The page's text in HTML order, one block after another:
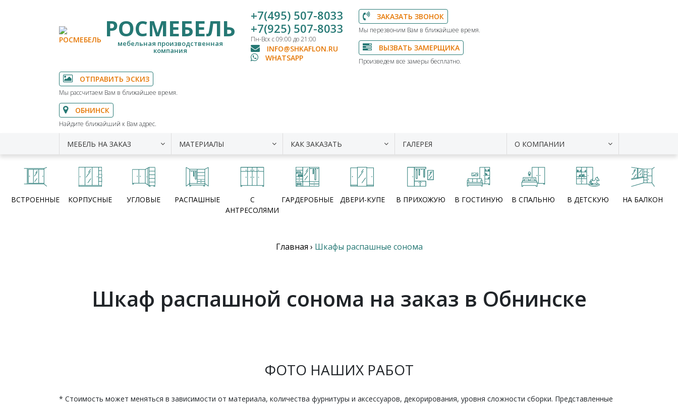
РОСМЕБЕЛЬ
мебельная производственная
компания
+7(495) 507-8033
+7(925) 507-8033
Пн-Вск с 09:00 до 21:00
INFO@SHKAFLON.RU
WHATSAPP
ЗАКАЗАТЬ ЗВОНОК
Мы перезвоним Вам в ближайшее время.
ВЫЗВАТЬ ЗАМЕРЩИКА
Произведем все замеры бесплатно.
ОТПРАВИТЬ ЭСКИЗ
Мы рассчитаем Вам в ближайшее время.
ОБНИНСК
Найдите ближайший к Вам адрес.
МЕБЕЛЬ НА ЗАКАЗ МАТЕРИАЛЫ КАК ЗАКАЗАТЬ ГАЛЕРЕЯ О КОМПАНИИ
ВСТРОЕННЫЕ КОРПУСНЫЕ УГЛОВЫЕ РАСПАШНЫЕ
С
АНТРЕСОЛЯМИ
ГАРДЕРОБНЫЕ ДВЕРИ-КУПЕ В ПРИХОЖУЮ В ГОСТИНУЮ В СПАЛЬНЮ В ДЕТСКУЮ НА БАЛКОН
Главная › Шкафы распашные сонома
Шкаф распашной сонома на заказ в Обнинске
ФОТО НАШИХ РАБОТ
* Стоимость может меняться в зависимости от материала, количества фурнитуры и аксессуаров, декорирования, уровня сложности сборки. Представленные